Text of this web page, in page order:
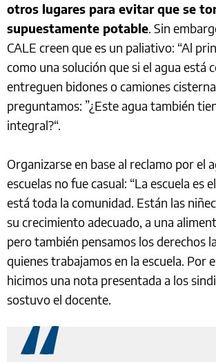
otros lugares para evitar que se
supuestamente potable. Sin
CALE creen que es un paliativo: “Al
como una solución que si el agua está
entreguen bidones o camiones
preguntamos: ”¿Este agua también
integral?“.
Organizarse en base al reclamo por el
escuelas no fue casual: “La escuela es
está toda la comunidad. Están las
su crecimiento adecuado, a una
pero también pensamos los derechos
quienes trabajamos en la escuela. Por
hicimos una nota presentada a los
sostuvo el docente.